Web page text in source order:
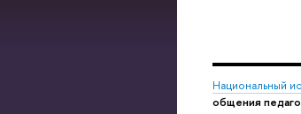
Национальный
общения